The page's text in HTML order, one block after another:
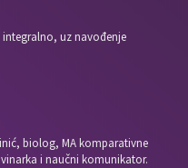
uz navođenje
biolog, MA komparativne
i naučni komunikator.